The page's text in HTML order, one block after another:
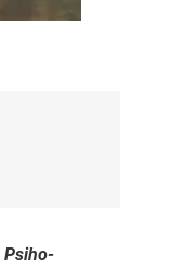
Psiho-